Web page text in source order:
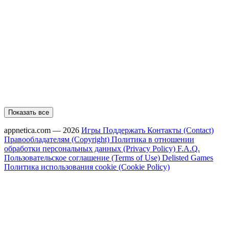
Показать все
appnetica.com — 2026 Игры Поддержать Контакты (Contact)
Правообладателям (Copyright) Политика в отношении
обработки персональных данных (Privacy Policy) F.A.Q.
Пользовательское соглашение (Terms of Use) Delisted Games
Политика использования cookie (Cookie Policy)